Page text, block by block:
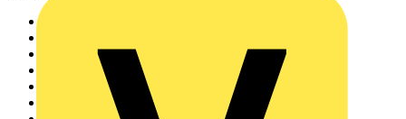
Akademie
Produktsuche